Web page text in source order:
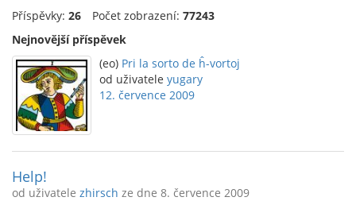
Příspěvky: 26 Počet zobrazení: 77243
Nejnovější příspěvek
(eo) Pri la sorto de ĥ-vortoj
od uživatele yugary
12. července 2009
Help!
od uživatele zhirsch ze dne 8. července 2009